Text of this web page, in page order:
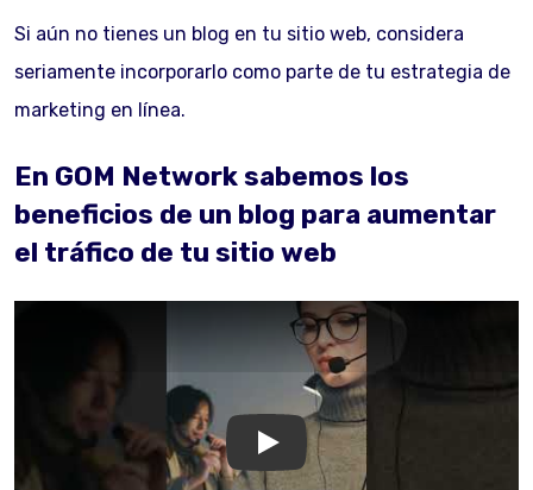
Si aún no tienes un blog en tu sitio web, considera
seriamente incorporarlo como parte de tu estrategia de
marketing en línea.
En GOM Network sabemos los
beneficios de un blog para aumentar
el tráfico de tu sitio web
GOM Network